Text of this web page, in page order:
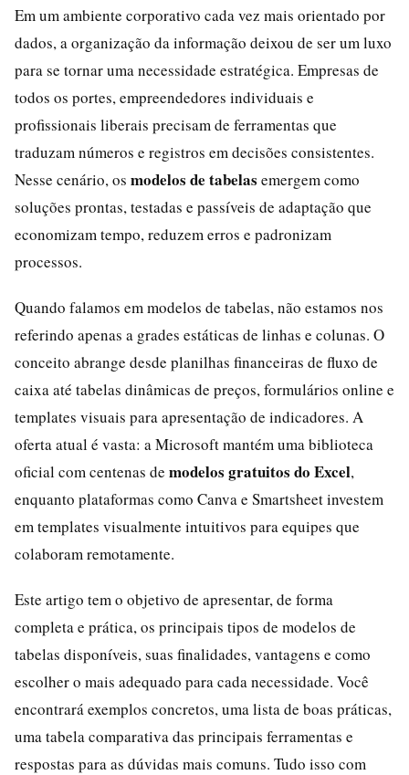
Em um ambiente corporativo cada vez mais orientado por
dados, a organização da informação deixou de ser um luxo
para se tornar uma necessidade estratégica. Empresas de
todos os portes, empreendedores individuais e
profissionais liberais precisam de ferramentas que
traduzam números e registros em decisões consistentes.
Nesse cenário, os modelos de tabelas emergem como
soluções prontas, testadas e passíveis de adaptação que
economizam tempo, reduzem erros e padronizam
processos.
Quando falamos em modelos de tabelas, não estamos nos
referindo apenas a grades estáticas de linhas e colunas. O
conceito abrange desde planilhas financeiras de fluxo de
caixa até tabelas dinâmicas de preços, formulários online e
templates visuais para apresentação de indicadores. A
oferta atual é vasta: a Microsoft mantém uma biblioteca
oficial com centenas de modelos gratuitos do Excel,
enquanto plataformas como Canva e Smartsheet investem
em templates visualmente intuitivos para equipes que
colaboram remotamente.
Este artigo tem o objetivo de apresentar, de forma
completa e prática, os principais tipos de modelos de
tabelas disponíveis, suas finalidades, vantagens e como
escolher o mais adequado para cada necessidade. Você
encontrará exemplos concretos, uma lista de boas práticas,
uma tabela comparativa das principais ferramentas e
respostas para as dúvidas mais comuns. Tudo isso com